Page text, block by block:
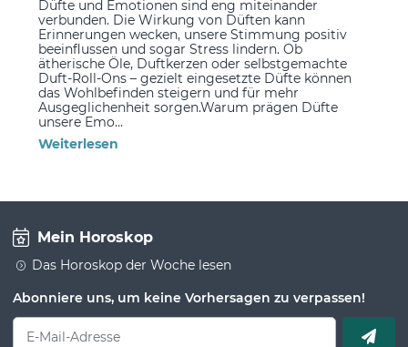
Düfte und Emotionen sind eng miteinander
verbunden. Die Wirkung von Düften kann
Erinnerungen wecken, unsere Stimmung positiv
beeinflussen und sogar Stress lindern. Ob
ätherische Öle, Duftkerzen oder selbstgemachte
Duft-Roll-Ons – gezielt eingesetzte Düfte können
das Wohlbefinden steigern und für mehr
Ausgeglichenheit sorgen.Warum prägen Düfte
unsere Emo...
Weiterlesen
Mein Horoskop
Das Horoskop der Woche lesen
Abonniere uns, um keine Vorhersagen zu verpassen!
E-Mail-Adresse